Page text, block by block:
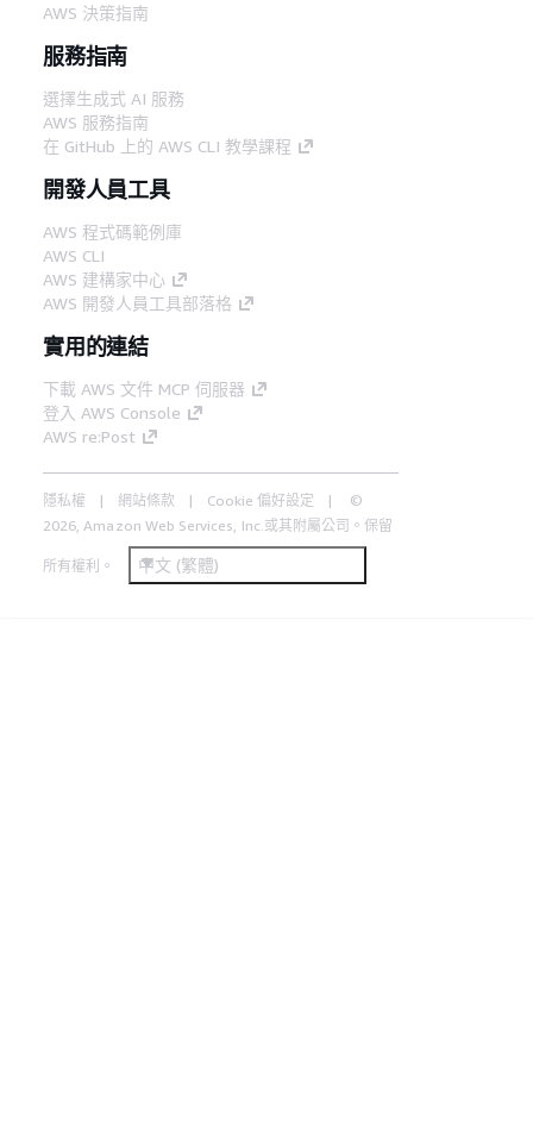
AWS 決策指南
服務指南
選擇生成式 AI 服務
AWS 服務指南
在 GitHub 上的 AWS CLI 教學課程
開發人員工具
AWS 程式碼範例庫
AWS CLI
AWS 建構家中心
AWS 開發人員工具部落格
實用的連結
下載 AWS 文件 MCP 伺服器
登入 AWS Console
AWS re:Post
隱私權 網站條款 Cookie 偏好設定
©
2026, Amazon Web Services, Inc.或其附屬公司。保留
所有權利。 中文 (繁體)